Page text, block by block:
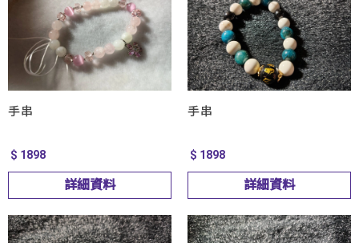
手串
$ 1898
詳細資料
手串
$ 1898
詳細資料